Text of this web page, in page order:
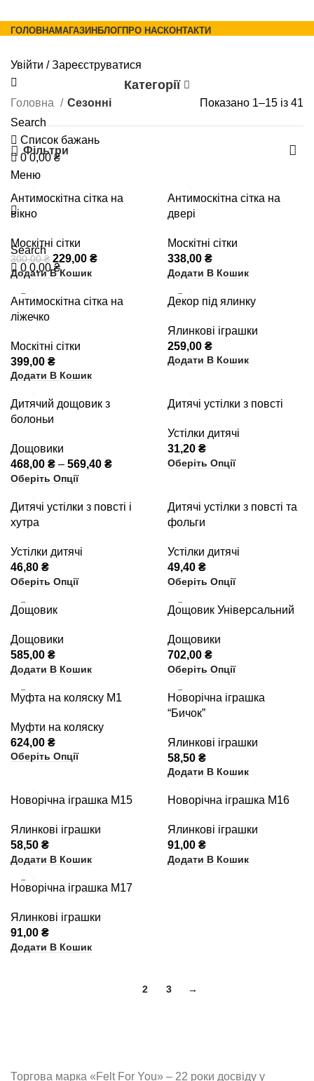
ГОЛОВНАМАГАЗИН БЛОГПРО НАСКОНТАКТИ
Увійти / Зареєструватися
Search
Список бажань
00,00₴
Меню
Search
00,00₴
Категорії
Головна Сезонні Показано 1–15 із 41
Фільтри
Антимоскітна сітка на
вікно
Москітні сітки
300,00₴ 229,00 ₴
Додати В Кошик
Антимоскітна сітка на
двері
Москітні сітки
338,00 ₴
Додати В Кошик
Антимоскітна сітка на
ліжечко
Москітні сітки
399,00 ₴
Додати В Кошик
Декор під ялинку
Ялинкові іграшки
259,00 ₴
Додати В Кошик
Дитячий дощовик з
болоньи
Дощовики
468,00 ₴ – 569,40 ₴
Оберіть Опції
Дитячі устілки з повсті
Устілки дитячі
31,20 ₴
Оберіть Опції
Дитячі устілки з повсті і
хутра
Устілки дитячі
46,80 ₴
Оберіть Опції
Дитячі устілки з повсті та
фольги
Устілки дитячі
49,40 ₴
Оберіть Опції
Дощовик
Дощовики
585,00 ₴
Додати В Кошик
Дощовик Універсальний
Дощовики
702,00 ₴
Оберіть Опції
Муфта на коляску М1
Муфти на коляску
624,00 ₴
Оберіть Опції
Новорічна іграшка
“Бичок”
Ялинкові іграшки
58,50 ₴
Додати В Кошик
Новорічна іграшка М15
Ялинкові іграшки
58,50 ₴
Додати В Кошик
Новорічна іграшка М16
Ялинкові іграшки
91,00 ₴
Додати В Кошик
Новорічна іграшка М17
Ялинкові іграшки
91,00 ₴
Додати В Кошик
2 3 →
Торгова марка «Felt For You» – 22 роки досвіду у